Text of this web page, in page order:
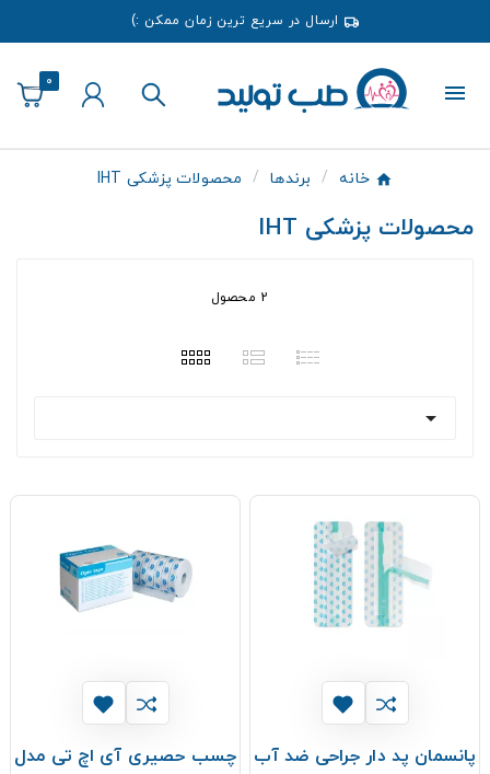
ارسال در سریع ترین زمان ممکن :)
0
خانه برندها محصولات پزشکی IHT
محصولات پزشکی IHT
2 محصول

پانسمان پد دار جراحی ضد آب
چسب حصیری آی اچ تی مدل